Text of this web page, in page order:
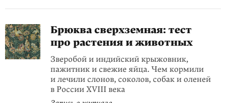
Брюква сверхземная: тест
про растения и животных
Зверобой и индийский крыжовник,
пажитник и свежие яйца. Чем кормили
и лечили слонов, соколов, собак и оленей
в России XVIII века